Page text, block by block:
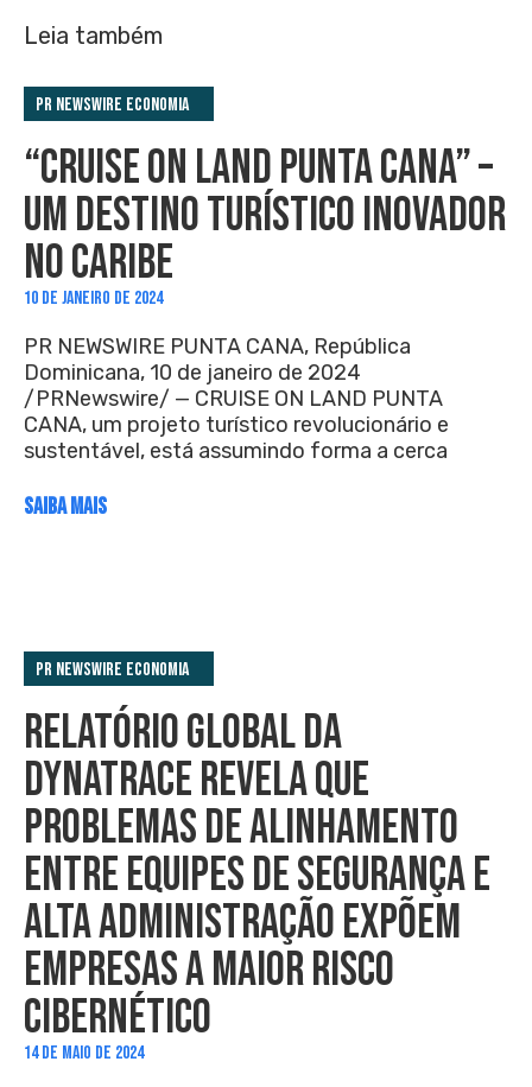
Leia também
PR Newswire Economia
“CRUISE ON LAND PUNTA CANA” –
UM DESTINO TURÍSTICO INOVADOR
NO CARIBE
10 DE JANEIRO DE 2024
PR NEWSWIRE PUNTA CANA, República
Dominicana, 10 de janeiro de 2024
/PRNewswire/ — CRUISE ON LAND PUNTA
CANA, um projeto turístico revolucionário e
sustentável, está assumindo forma a cerca
SAIBA MAIS
PR Newswire Economia
RELATÓRIO GLOBAL DA
DYNATRACE REVELA QUE
PROBLEMAS DE ALINHAMENTO
ENTRE EQUIPES DE SEGURANÇA E
ALTA ADMINISTRAÇÃO EXPÕEM
EMPRESAS A MAIOR RISCO
CIBERNÉTICO
14 DE MAIO DE 2024